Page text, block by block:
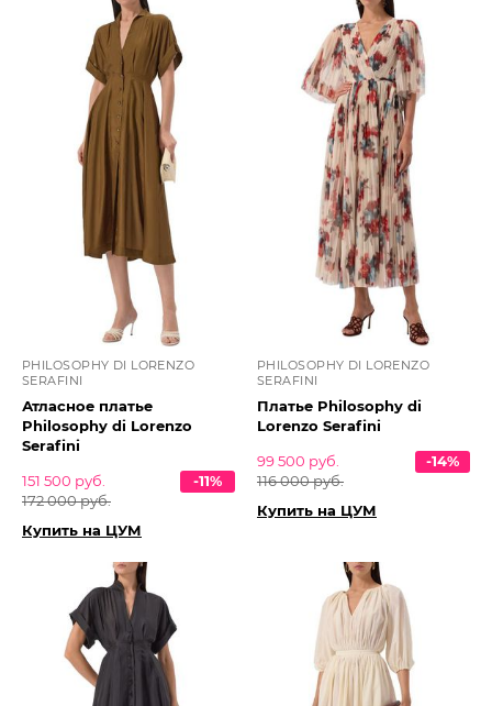
PHILOSOPHY DI LORENZO
SERAFINI
Атласное платье
Philosophy di Lorenzo
Serafini
151 500 руб.
172 000 руб.
-11%
Купить на ЦУМ
PHILOSOPHY DI LORENZO
SERAFINI
Платье Philosophy di
Lorenzo Serafini
99 500 руб.
116 000 руб.
-14%
Купить на ЦУМ